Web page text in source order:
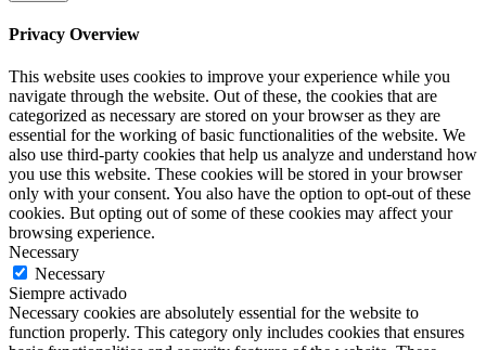
Privacy Overview
This website uses cookies to improve your experience while you
navigate through the website. Out of these, the cookies that are
categorized as necessary are stored on your browser as they are
essential for the working of basic functionalities of the website. We
also use third-party cookies that help us analyze and understand how
you use this website. These cookies will be stored in your browser
only with your consent. You also have the option to opt-out of these
cookies. But opting out of some of these cookies may affect your
browsing experience.
Necessary
Necessary
Siempre activado
Necessary cookies are absolutely essential for the website to
function properly. This category only includes cookies that ensures